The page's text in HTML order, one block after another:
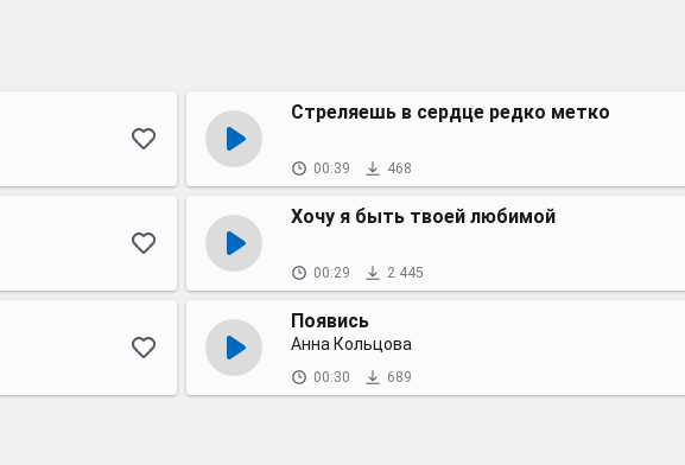
Стреляешь в сердце редко метко
00:39 468
Хочу я быть твоей любимой
00:29 2 445
Появись
Анна Кольцова
00:30 689